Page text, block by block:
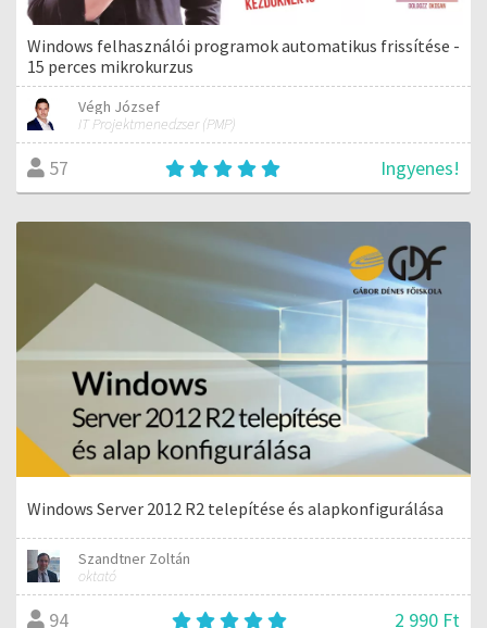
Windows felhasználói programok automatikus frissítése -
15 perces mikrokurzus
Végh József
IT Projektmenedzser (PMP)
57 Ingyenes!
Windows Server 2012 R2 telepítése és alapkonfigurálása
Szandtner Zoltán
oktató
94 2 990 Ft